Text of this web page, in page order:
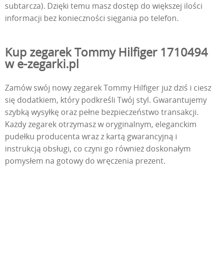
subtarcza). Dzięki temu masz dostęp do większej ilości
informacji bez konieczności sięgania po telefon.
Kup zegarek Tommy Hilfiger 1710494
w e-zegarki.pl
Zamów swój nowy zegarek Tommy Hilfiger już dziś i ciesz
się dodatkiem, który podkreśli Twój styl. Gwarantujemy
szybką wysyłkę oraz pełne bezpieczeństwo transakcji.
Każdy zegarek otrzymasz w oryginalnym, eleganckim
pudełku producenta wraz z kartą gwarancyjną i
instrukcją obsługi, co czyni go również doskonałym
pomysłem na gotowy do wręczenia prezent.